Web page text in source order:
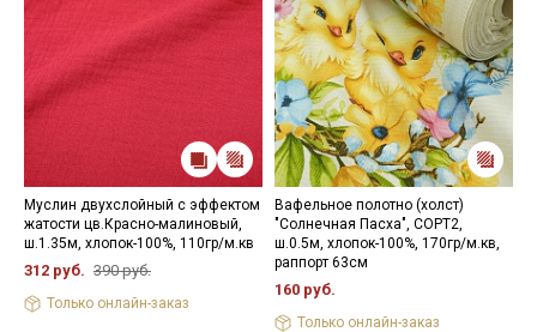
Муслин двухслойный с эффектом
жатости цв.Красно-малиновый,
ш.1.35м, хлопок-100%, 110гр/м.кв
312 руб. 390 руб.
Только онлайн-заказ
Вафельное полотно (холст)
"Солнечная Пасха", СОРТ2,
ш.0.5м, хлопок-100%, 170гр/м.кв,
раппорт 63см
160 руб.
Только онлайн-заказ